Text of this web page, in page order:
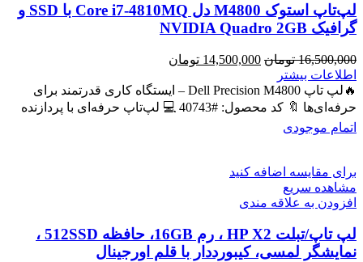
لپ‌تاپ استوک M4800 دل Core i7-4810MQ با SSD و
گرافیک NVIDIA Quadro 2GB
16,500,000 تومان قیمت
16,500,000 تومان
بود.
14,500,000 تومان
14,500,000 تومان
است.
اطلاعات بیشتر
🔥لپ تاپ Dell Precision M4800 – ایستگاه کاری قدرتمند برای
حرفه‌ای‌ها 🔖 کد محصول: #40743 💻 لپ‌تاپ حرفه‌ای با پردازنده
اتمام موجودی
برای مقایسه اضافه کنید
مشاهده سریع
افزودن به علاقه مندی
لپ تاپ/تبلت HP X2 ، رم 16GB، حافظه 512SSD ،
نمایشگر لمسی، کیبورددار با قلم اورجینال